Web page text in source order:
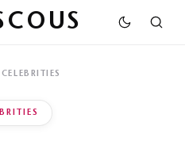
CELEBRITIES